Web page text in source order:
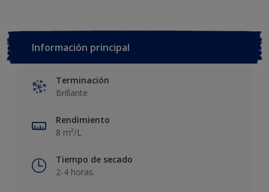
Información principal
Terminación
Brillante
Rendimiento
8 m²/L
Tiempo de secado
2-4 horas.